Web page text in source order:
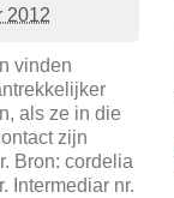
2012
vinden
als ze in die
zijn
Bron: cordelia
Intermediar nr.